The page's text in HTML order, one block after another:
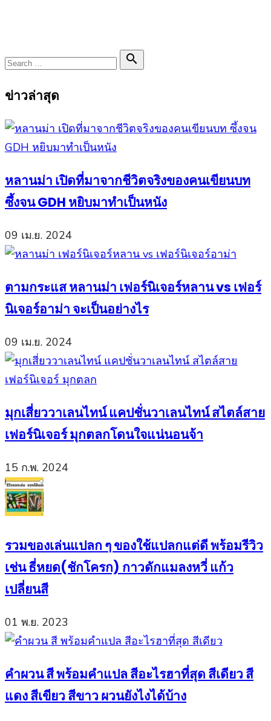
Search

Search
ข่าวล่าสุด
หลานม่า เปิดที่มาจากชีวิตจริงของคนเขียนบท
ซึ้งจน GDH หยิบมาทำเป็นหนัง
09 เม.ย. 2024
ตามกระแส หลานม่า เฟอร์นิเจอร์หลาน vs เฟอร์
นิเจอร์อาม่า จะเป็นอย่างไร
09 เม.ย. 2024
มุกเสี่ยววาเลนไทน์ แคปชั่นวาเลนไทน์ สไตล์สาย
เฟอร์นิเจอร์ มุกตลกโดนใจแน่นอนจ้า
15 ก.พ. 2024
รวมของเล่นแปลก ๆ ของใช้แปลกแต่ดี พร้อมรีวิว
เช่น ธี่หยด(ชักโครก) กาวดักแมลงหวี่ แก้ว
เปลี่ยนสี
01 พ.ย. 2023
คำผวน สี พร้อมคำแปล สีอะไรฮาที่สุด สีเดียว สี
แดง สีเขียว สีขาว ผวนยังไงได้บ้าง